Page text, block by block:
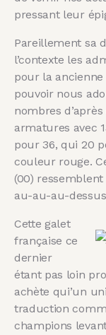
pressant leur
Pareillement sa
l’contexte les
pour la
pouvoir nous
nombres
armatures avec
pour 36, qui 20
couleur rouge.
(00)
au-au-au-
Cette galet
française ce
dernier
étant pas loin
achète qui’un
traduction
champions